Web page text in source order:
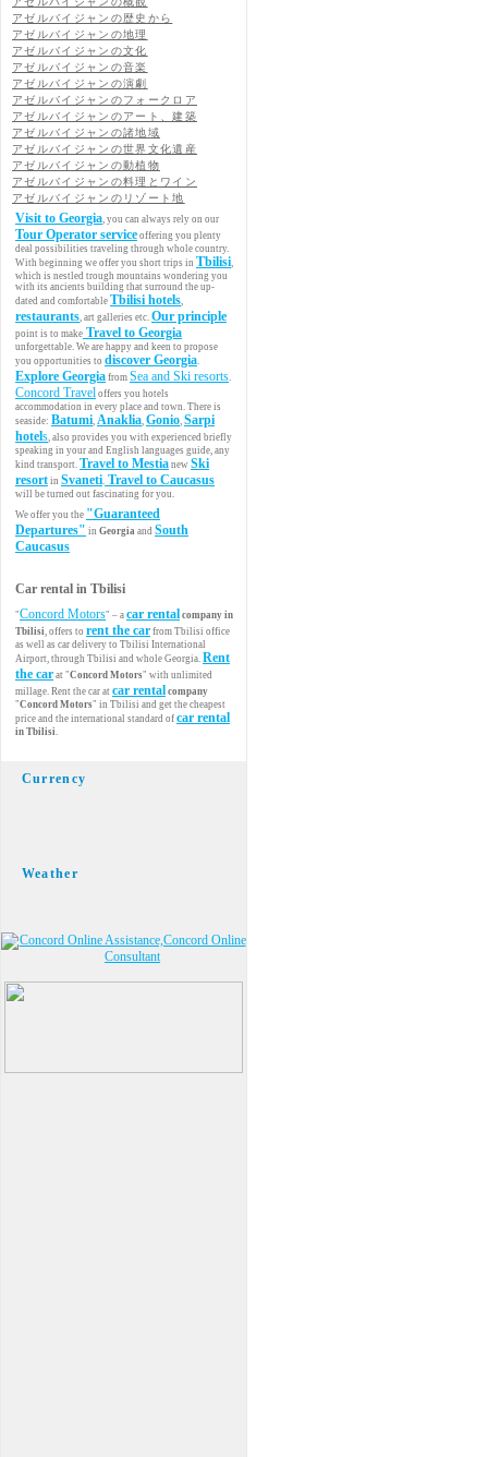
アゼルバイジャンの歴史から
アゼルバイジャンの地理
アゼルバイジャンの文化
アゼルバイジャンの音楽
アゼルバイジャンの演劇
アゼルバイジャンのフォークロア
アゼルバイジャンのアート、建築
アゼルバイジャンの諸地域
アゼルバイジャンの世界文化遺産
アゼルバイジャンの動植物
アゼルバイジャンの料理とワイン
アゼルバイジャンのリゾート地
Visit to Georgia, you can always rely on our
Tour Operator service offering you plenty
deal possibilities traveling through whole country.
With beginning we offer you short trips in Tbilisi,
which is nestled trough mountains wondering you
with its ancients building that surround the up-
dated and comfortable Tbilisi hotels,
restaurants, art galleries etc. Our principle
point is to make Travel to Georgia
unforgettable. We are happy and keen to propose
you opportunities to discover Georgia.
Explore Georgia from Sea and Ski resorts.
Concord Travel offers you hotels
accommodation in every place and town. There is
seaside: Batumi, Anaklia, Gonio, Sarpi
hotels, also provides you with experienced briefly
speaking in your and English languages guide, any
kind transport. Travel to Mestia new Ski
resort in Svaneti. Travel to Caucasus
will be turned out fascinating for you.
We offer you the "Guaranteed
Departures" in Georgia and South
Caucasus
Car rental in Tbilisi
"Concord Motors" – a car rental company in
Tbilisi, offers to rent the car from Tbilisi office
as well as car delivery to Tbilisi International
Airport, through Tbilisi and whole Georgia. Rent
the car at "Concord Motors" with unlimited
millage. Rent the car at car rental company
"Concord Motors" in Tbilisi and get the cheapest
price and the international standard of car rental
in Tbilisi.
Currency
Weather